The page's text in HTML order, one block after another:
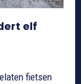
elf
fietsen